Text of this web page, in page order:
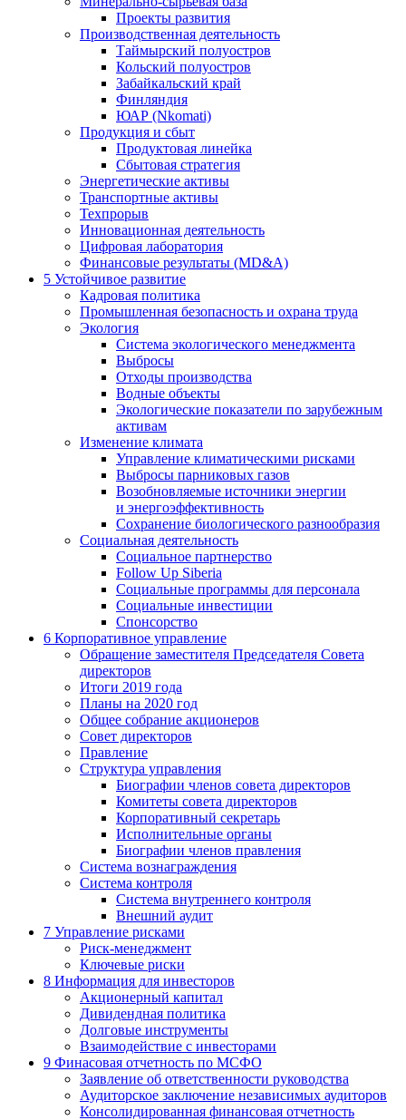
Проекты развития
Производственная деятельность
Таймырский полуостров
Кольский полуостров
Забайкальский край
Финляндия
ЮАР (Nkomati)
Продукция и сбыт
Продуктовая линейка
Сбытовая стратегия
Энергетические активы
Транспортные активы
Техпрорыв
Инновационная деятельность
Цифровая лаборатория
Финансовые результаты (MD&A)
5 Устойчивое развитие
Кадровая политика
Промышленная безопасность и охрана труда
Экология
Система экологического менеджмента
Выбросы
Отходы производства
Водные объекты
Экологические показатели по зарубежным
активам
Изменение климата
Управление климатическими рисками
Выбросы парниковых газов
Возобновляемые источники энергии
и энергоэффективность
Сохранение биологического разнообразия
Социальная деятельность
Социальное партнерство
Follow Up Siberia
Социальные программы для персонала
Социальные инвестиции
Спонсорство
6 Корпоративное управление
Обращение заместителя Председателя Совета
директоров
Итоги 2019 года
Планы на 2020 год
Общее собрание акционеров
Совет директоров
Правление
Структура управления
Биографии членов совета директоров
Комитеты совета директоров
Корпоративный секретарь
Исполнительные органы
Биографии членов правления
Система вознаграждения
Система контроля
Система внутреннего контроля
Внешний аудит
7 Управление рисками
Риск-менеджмент
Ключевые риски
8 Информация для инвесторов
Акционерный капитал
Дивидендная политика
Долговые инструменты
Взаимодействие с инвеcторами
9 Финасовая отчетность по МСФО
Заявление об ответственности руководства
Аудиторское заключение независимых аудиторов
Консолидированная финансовая отчетность